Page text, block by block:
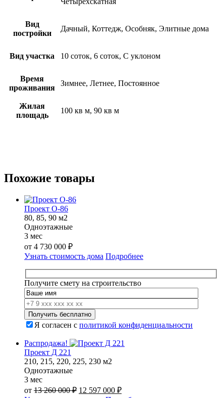
Вид
постройки
Дачный, Коттедж, Особняк, Элитные дома
Вид участка 10 соток, 6 соток, С уклоном
Время
проживания
Зимнее, Летнее, Постоянное
Жилая
площадь
100 кв м, 90 кв м
Похожие товары
Проект О-86
80, 85, 90 м2
Одноэтажные
3 мес
от 4 730 000 ₽
Узнать стоимость дома Подробнее
Получите смету на строительство
Я согласен с политикой конфиденциальности
Распродажа!
Проект Д 221
210, 215, 220, 225, 230 м2
Одноэтажные
3 мес
от 13 260 000₽ Первоначальная
12 597 000 ₽Текущая